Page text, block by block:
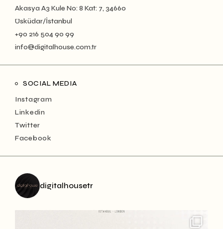
Akasya A3 Kule No: 8 Kat: 7, 34660
Üsküdar/İstanbul
+90 216 504 90 99
info@digitalhouse.com.tr
SOCIAL MEDIA
Instagram
Linkedin
Twitter
Facebook
digitalhousetr